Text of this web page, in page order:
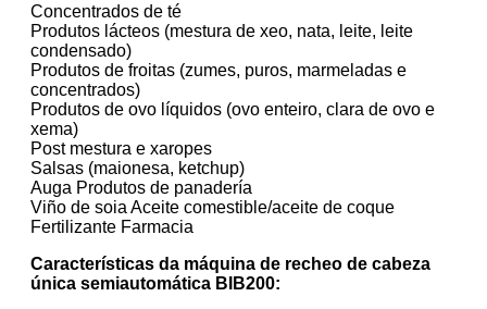
Concentrados de té
Produtos lácteos (mestura de xeo, nata, leite, leite
condensado)
Produtos de froitas (zumes, puros, marmeladas e
concentrados)
Produtos de ovo líquidos (ovo enteiro, clara de ovo e
xema)
Post mestura e xaropes
Salsas (maionesa, ketchup)
Auga Produtos de panadería
Viño de soia Aceite comestible/aceite de coque
Fertilizante Farmacia
Características da máquina de recheo de cabeza
única semiautomática BIB200: